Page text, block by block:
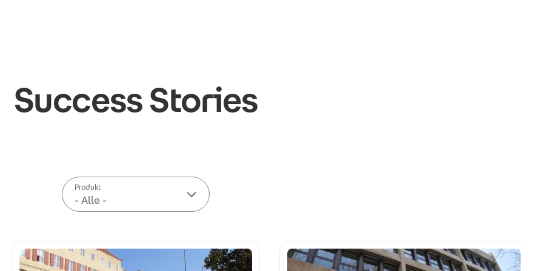
Success Stories
Produkt